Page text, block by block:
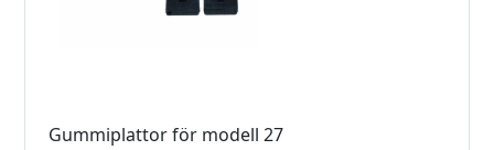
Gummiplattor för modell 27